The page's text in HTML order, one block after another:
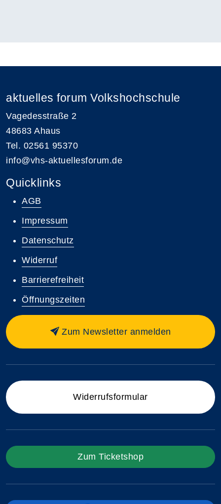
aktuelles forum Volkshochschule
Vagedesstraße 2
48683 Ahaus
Tel. 02561 95370
info@vhs-aktuellesforum.de
Quicklinks
AGB
Impressum
Datenschutz
Widerruf
Barrierefreiheit
Öffnungszeiten
Zum Newsletter anmelden
Widerrufsformular
Zum Ticketshop